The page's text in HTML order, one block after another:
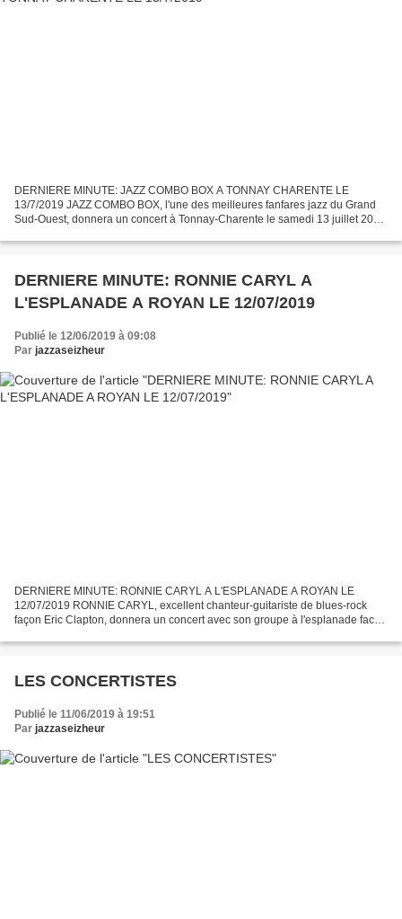
DERNIERE MINUTE: JAZZ COMBO BOX A TONNAY CHARENTE LE
13/7/2019 JAZZ COMBO BOX, l'une des meilleures fanfares jazz du Grand
Sud-Ouest, donnera un concert à Tonnay-Charente le samedi 13 juillet 2019
DERNIERE MINUTE: RONNIE CARYL A
L'ESPLANADE A ROYAN LE 12/07/2019
Publié le 12/06/2019 à 09:08
Par jazzaseizheur
DERNIERE MINUTE: RONNIE CARYL A L'ESPLANADE A ROYAN LE
12/07/2019 RONNIE CARYL, excellent chanteur-guitariste de blues-rock
façon Eric Clapton, donnera un concert avec son groupe à l'esplanade face
LES CONCERTISTES
Publié le 11/06/2019 à 19:51
Par jazzaseizheur